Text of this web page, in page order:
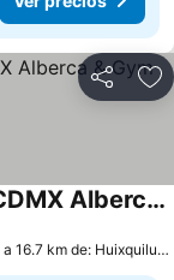
Compartir
Recamara Lujo Carso Mundial CDMX Alberca & Gym
Ciudad de México, a 16.7 km de: Huixquilucan